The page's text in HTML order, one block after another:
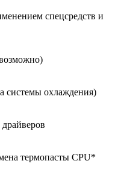
спецсредств и
системы охлаждения)
термопасты CPU*